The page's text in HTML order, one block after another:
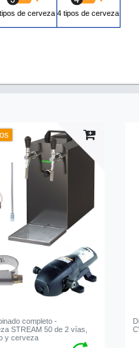
de cerveza 4 tipos de cerveza
completo -
STREAM 50 de 2 vías,
y cerveza